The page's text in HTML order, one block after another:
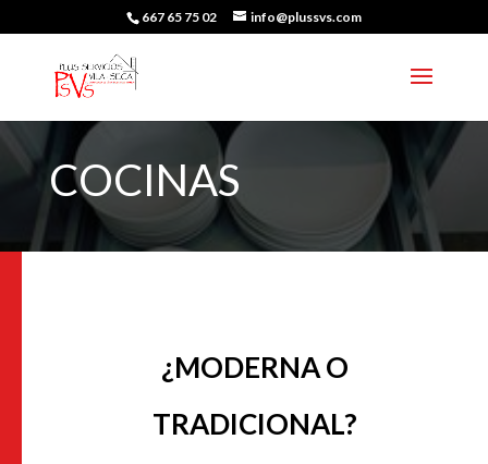
667 65 75 02 info@plussvs.com
COCINAS
¿MODERNA O
TRADICIONAL?